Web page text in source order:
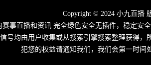
Copyright © 2024 小九直播
事直播和资讯 完全绿色安全无插件，稳定安
号均由用户收集或从搜索引擎搜索整理获得
犯您的权益请通知我们，我们会第一时间